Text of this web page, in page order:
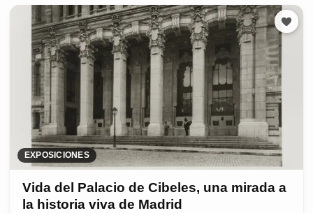
EXPOSICIONES
Vida del Palacio de Cibeles, una mirada a
la historia viva de Madrid